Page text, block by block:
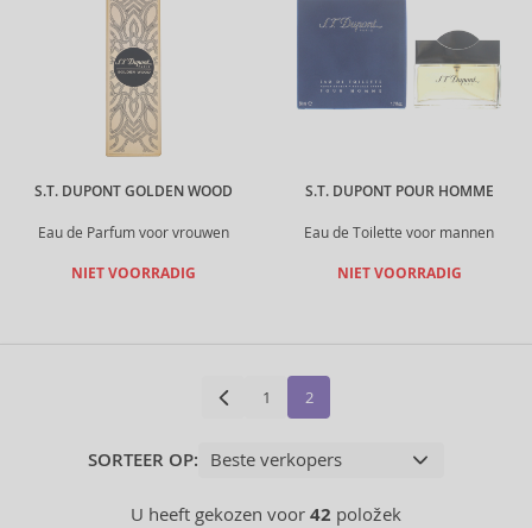
S.T. DUPONT GOLDEN WOOD
Eau de Parfum voor vrouwen
NIET VOORRADIG
S.T. DUPONT POUR HOMME
Eau de Toilette voor mannen
NIET VOORRADIG
1 2
SORTEER OP:
U heeft gekozen voor 42 položek